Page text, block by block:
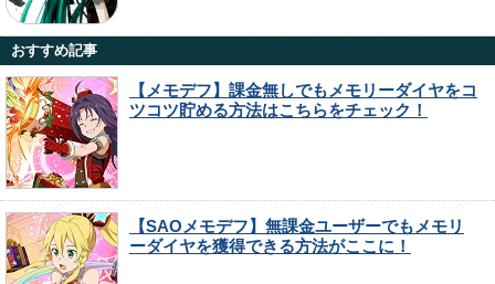
おすすめ記事
【メモデフ】課金無しでもメモリーダイヤをコ
ツコツ貯める方法はこちらをチェック！
【SAOメモデフ】無課金ユーザーでもメモリ
ーダイヤを獲得できる方法がここに！